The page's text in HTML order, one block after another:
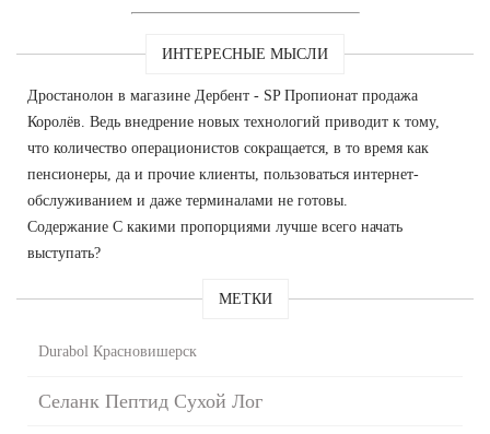
ИНТЕРЕСНЫЕ МЫСЛИ
Дростанолон в магазине Дербент - SP Пропионат продажа
Королёв. Ведь внедрение новых технологий приводит к тому,
что количество операционистов сокращается, в то время как
пенсионеры, да и прочие клиенты, пользоваться интернет-
обслуживанием и даже терминалами не готовы.
Содержание С какими пропорциями лучше всего начать
выступать?
МЕТКИ
Durabol Красновишерск
Селанк Пептид Сухой Лог